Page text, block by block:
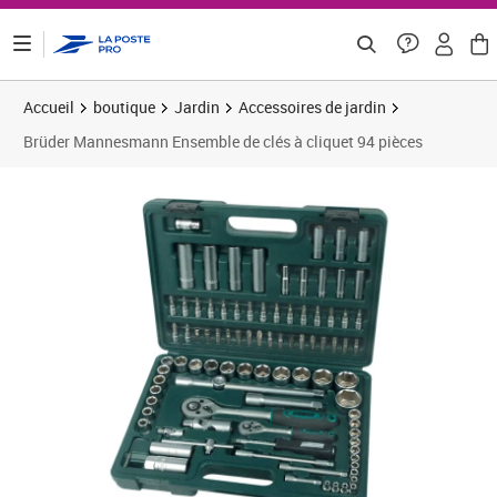
Accueil boutique Jardin
Accessoires de jardin
Brüder Mannesmann Ensemble de clés à cliquet 94 pièces